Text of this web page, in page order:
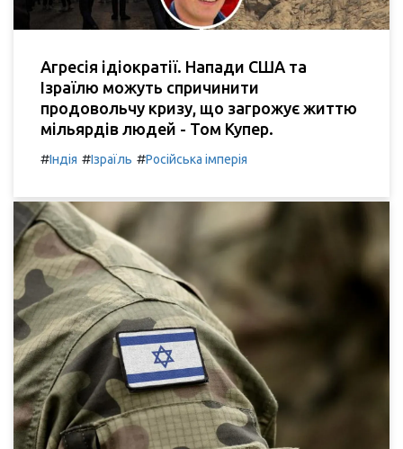
Агресія ідіократії. Напади США та
Ізраїлю можуть спричинити
продовольчу кризу, що загрожує життю
мільярдів людей - Том Купер.
#Індія #Ізраїль #Російська імперія